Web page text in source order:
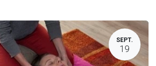
SEPT.
19